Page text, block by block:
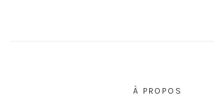
À PROPOS